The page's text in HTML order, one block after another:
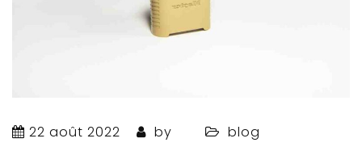
22 août 2022 by blog